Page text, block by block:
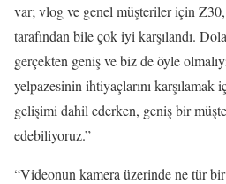
var; vlog ve genel müşteriler için
tarafından bile çok iyi karşılandı.
gerçekten geniş ve biz de öyle
yelpazesinin ihtiyaçlarını karşılamak
gelişimi dahil ederken, geniş bir
edebiliyoruz.”
“Videonun kamera üzerinde ne tür